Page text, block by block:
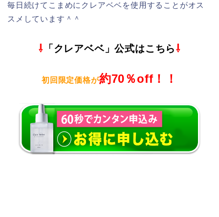
毎日続けてこまめに クレアベベ を使用することがオス
スメしています＾＾
⇩ 「クレアベベ」公式はこちら⇩
初回限定価格が約70％off！！